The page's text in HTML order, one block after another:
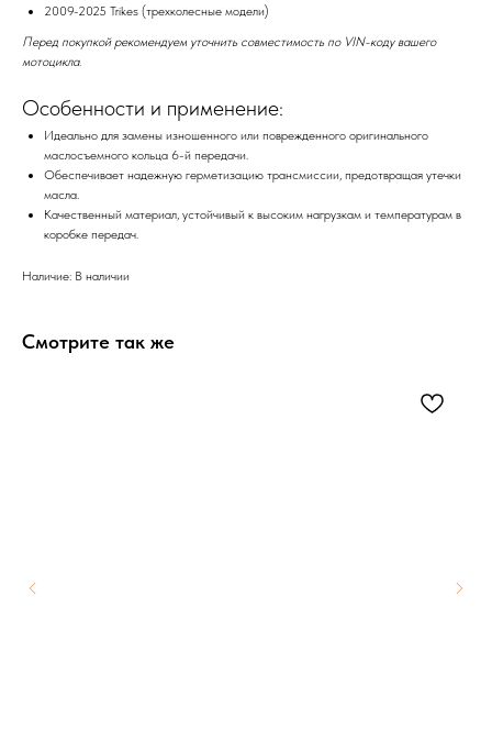
2009-2025 Trikes (трехколесные модели)
Перед покупкой рекомендуем уточнить совместимость по VIN-коду вашего
мотоцикла.
Особенности и применение:
Идеально для замены изношенного или поврежденного оригинального
маслосъемного кольца 6-й передачи.
Обеспечивает надежную герметизацию трансмиссии, предотвращая утечки
масла.
Качественный материал, устойчивый к высоким нагрузкам и температурам в
коробке передач.
Наличие: В наличии
Смотрите так же